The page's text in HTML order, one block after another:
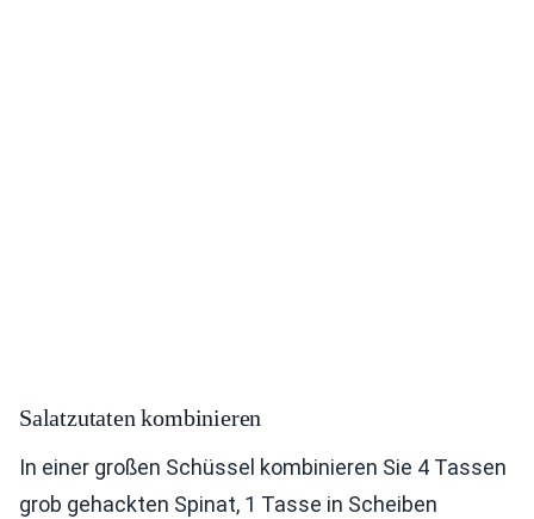
Salatzutaten kombinieren
In einer großen Schüssel kombinieren Sie 4 Tassen
grob gehackten Spinat, 1 Tasse in Scheiben